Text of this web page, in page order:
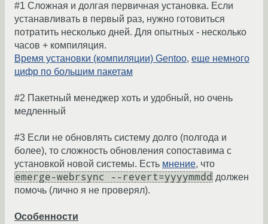
#1 Сложная и долгая первичная установка. Если
устанавливать в первый раз, нужно готовиться
потратить несколько дней. Для опытных - несколько
часов + компиляция.
Время установки (компиляции) Gentoo, еще немного
цифр по большим пакетам
#2 Пакетный менеджер хоть и удобный, но очень
медленный
#3 Если не обновлять систему долго (полгода и
более), то сложность обновления сопоставима с
установкой новой системы. Есть мнение, что
emerge-webrsync --revert=yyyymmdd должен
помочь (лично я не проверял).
Особенности